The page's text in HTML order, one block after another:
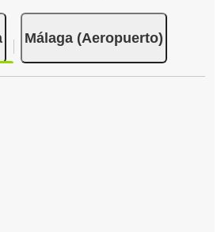
Málaga (Aeropuerto)